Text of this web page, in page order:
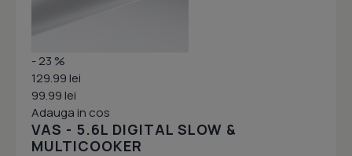
- 23 %
129.99 lei
99.99 lei
Adauga in cos
VAS - 5.6L DIGITAL SLOW &
MULTICOOKER